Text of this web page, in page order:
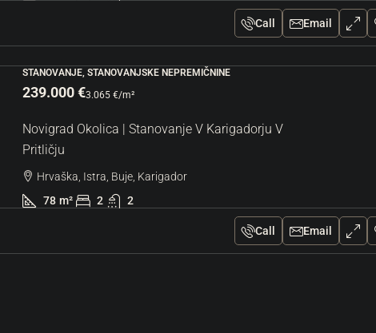
Call Email
STANOVANJE, STANOVANJSKE NEPREMIČNINE
239.000 €3.065 €/m²
Novigrad Okolica | Stanovanje V Karigadorju V
Pritličju
Hrvaška, Istra, Buje, Karigador
78 m² 2 2
Call Email